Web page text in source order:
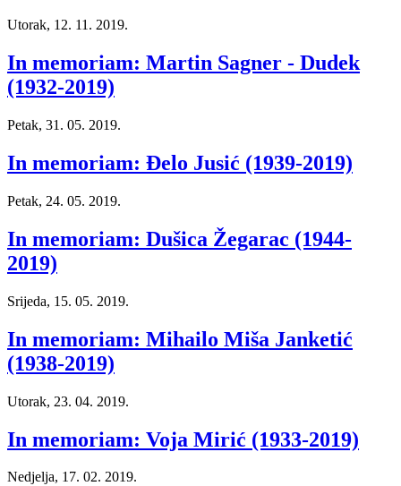
Utorak, 12. 11. 2019.
In memoriam: Martin Sagner - Dudek
(1932-2019)
Petak, 31. 05. 2019.
In memoriam: Đelo Jusić (1939-2019)
Petak, 24. 05. 2019.
In memoriam: Dušica Žegarac (1944-
2019)
Srijeda, 15. 05. 2019.
In memoriam: Mihailo Miša Janketić
(1938-2019)
Utorak, 23. 04. 2019.
In memoriam: Voja Mirić (1933-2019)
Nedjelja, 17. 02. 2019.